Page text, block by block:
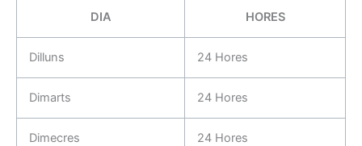
DIA HORES
Dilluns 24 Hores
Dimarts 24 Hores
Dimecres 24 Hores